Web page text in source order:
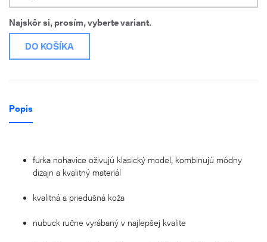
Najskôr si, prosím, vyberte variant.
DO KOŠÍKA
Popis
furka nohavice oživujú klasický model, kombinujú módny
dizajn a kvalitný materiál
kvalitná a priedušná koža
nubuck ručne vyrábaný v najlepšej kvalite